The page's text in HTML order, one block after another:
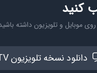
کنید
موبایل و تلویزیون داشته
دانلود نسخه تلویزیون TV